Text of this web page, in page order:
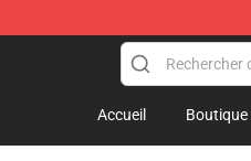
Tail Merchandise Shop
Accueil Boutique